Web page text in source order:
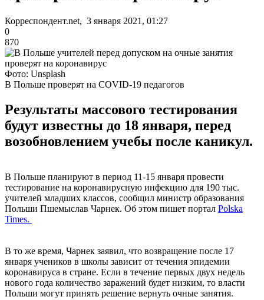
Корреспондент.net, 3 января 2021, 01:27
0
870
Фото: Unsplash
В Польше проверят на COVID-19 педагогов
Результаты массового тестирования
будут известны до 18 января, перед
возобновлением учебы после каникул.
В Польше планируют в период 11-15 января провести
тестирование на коронавирусную инфекцию для 190 тыс.
учителей младших классов, сообщил министр образования
Польши Пшемыслав Чарнек. Об этом пишет портал Polska
Times.
В то же время, Чарнек заявил, что возвращение после 17
января учеников в школы зависит от течения эпидемии
коронавируса в стране. Если в течение первых двух недель
нового года количество заражений будет низким, то власти
Польши могут принять решение вернуть очные занятия.